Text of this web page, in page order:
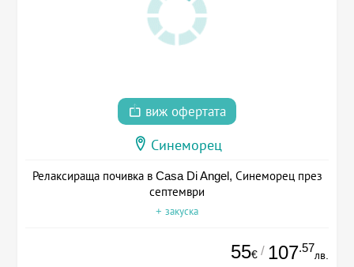
виж офертата
Синеморец
Релаксираща почивка в Casa Di Angel, Синеморец през
септември
+ закуска
55€ / 107.57
лв.